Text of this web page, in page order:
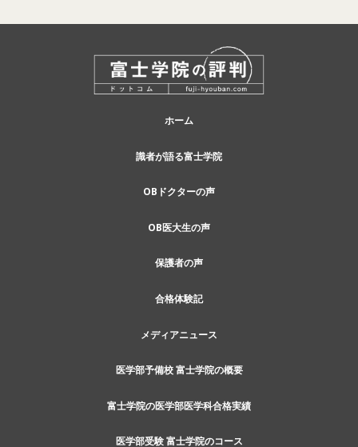
ホーム
識者が語る富士学院
OBドクターの声
OB医大生の声
保護者の声
合格体験記
メディアニュース
医学部予備校 富士学院の概要
富士学院の医学部医学科合格実績
医学部受験 富士学院のコース